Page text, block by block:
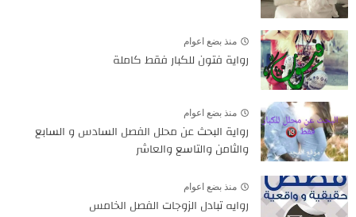
منذ بضع اعوام
رواية فتون للكبار فقط كاملة
منذ بضع اعوام
رواية البحث عن محلل الفصل السادس و السابع
والثامن والتاسع والعاشر
منذ بضع اعوام
روايه تبادل الزوجات الفصل الخامس